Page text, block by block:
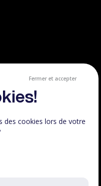
Fermer et accepter
des cookies lors de votre
vente de formation en